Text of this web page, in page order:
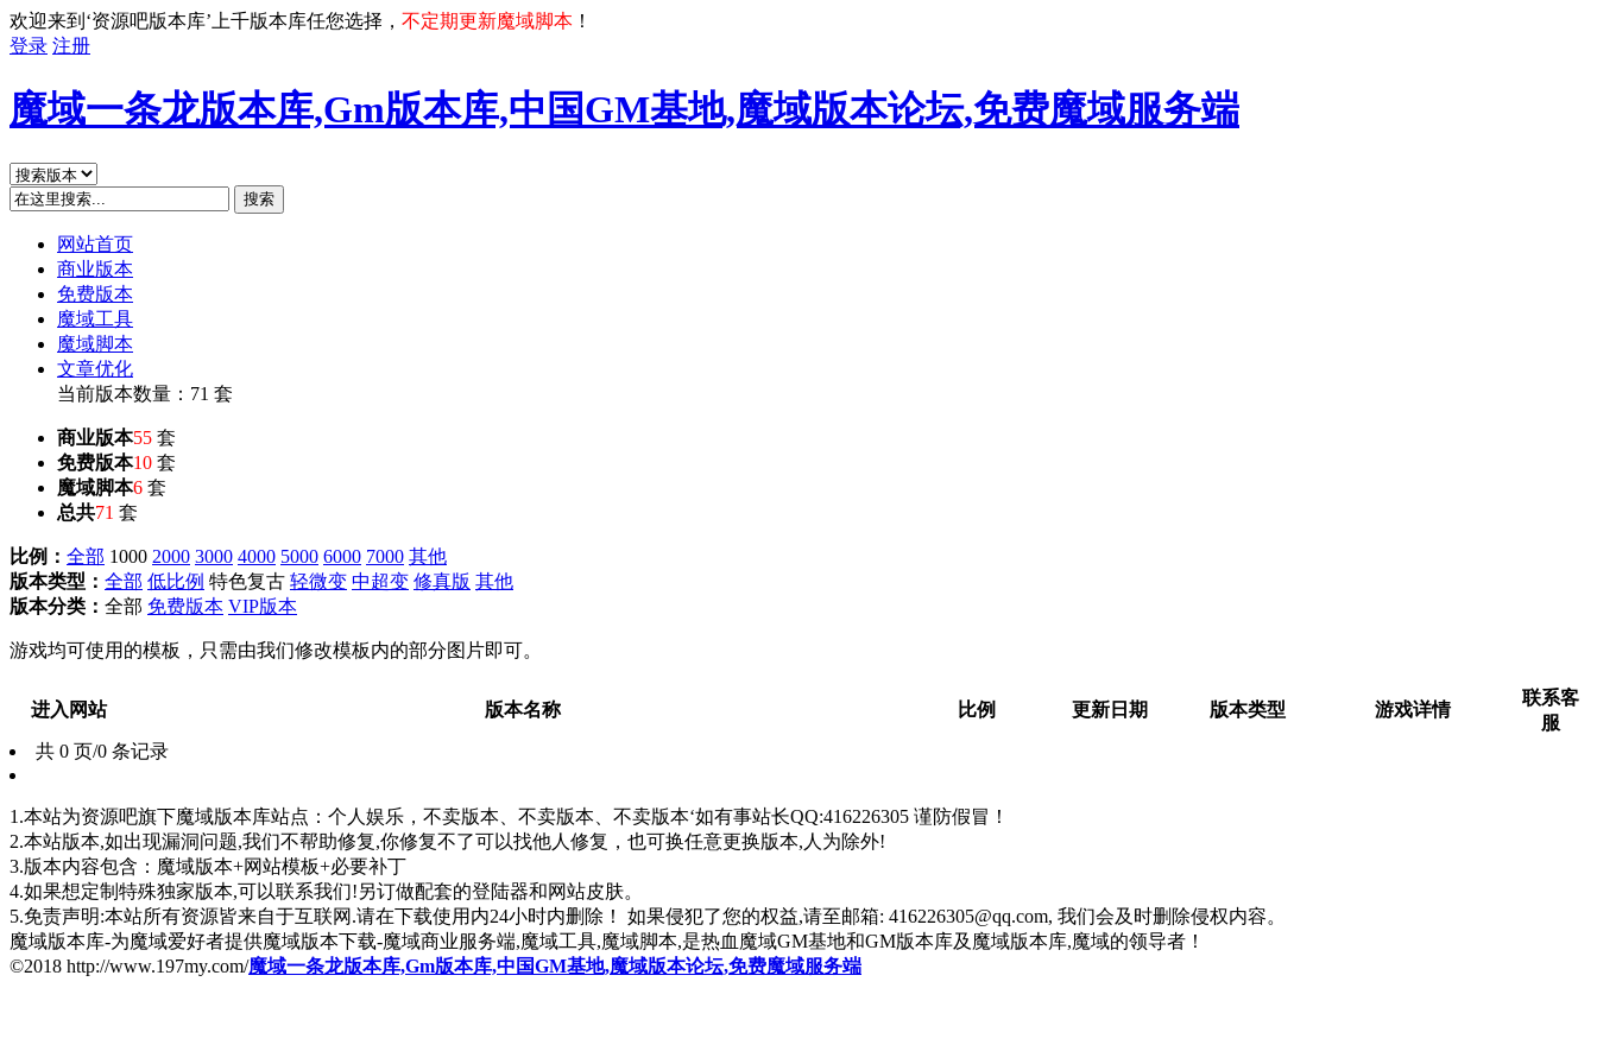
欢迎来到‘资源吧版本库’上千版本库任您选择， 不定期更新魔域脚本 ！
登录 注册
魔域一条龙版本库,Gm版本库,中国GM基地,魔域版本论坛,免费魔域服务端
搜索
网站首页
商业版本
免费版本
魔域工具
魔域脚本
文章优化
当前版本数量：71 套
商业版本55 套
免费版本10 套
魔域脚本6 套
总共71 套
比例： 全部 1000 2000 3000 4000 5000 6000 7000 其他
版本类型： 全部 低比例 特色复古 轻微变 中超变 修真版 其他
版本分类： 全部 免费版本 VIP版本
游戏均可使用的模板，只需由我们修改模板内的部分图片即可。
进入网站 版本名称 比例 更新日期 版本类型 游戏详情
联系客
服
共 0 页/0 条记录
1.本站为资源吧旗下魔域版本库站点：个人娱乐，不卖版本、不卖版本、不卖版本‘如有事站长QQ:416226305 谨防假冒！
2.本站版本,如出现漏洞问题,我们不帮助修复,你修复不了可以找他人修复，也可换任意更换版本,人为除外!
3.版本内容包含：魔域版本+网站模板+必要补丁
4.如果想定制特殊独家版本,可以联系我们!另订做配套的登陆器和网站皮肤。
5.免责声明:本站所有资源皆来自于互联网.请在下载使用内24小时内删除！ 如果侵犯了您的权益,请至邮箱: 416226305@qq.com, 我们会及时删除侵权内容。
魔域版本库-为魔域爱好者提供魔域版本下载-魔域商业服务端,魔域工具,魔域脚本,是热血魔域GM基地和GM版本库及魔域版本库,魔域的领导者！
©2018 http://www.197my.com/魔域一条龙版本库,Gm版本库,中国GM基地,魔域版本论坛,免费魔域服务端